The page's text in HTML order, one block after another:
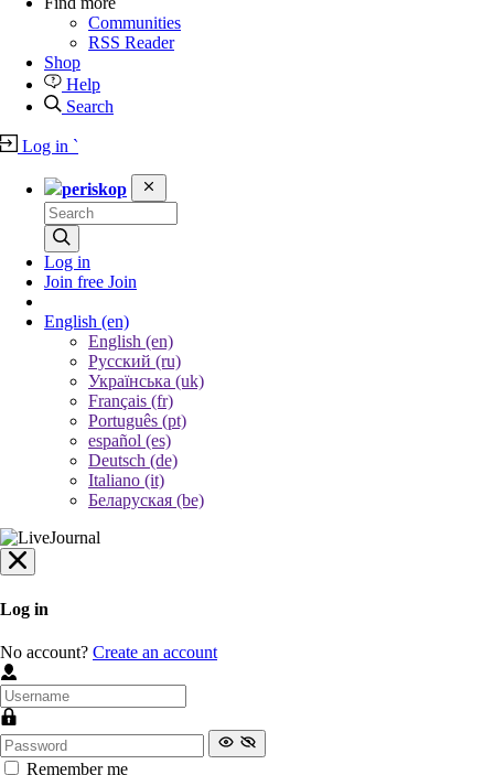
Communities
RSS Reader
Shop
Help
Search
Log in `
periskop
Log in
Join free Join
English (en)
English (en)
Русский (ru)
Українська (uk)
Français (fr)
Português (pt)
español (es)
Deutsch (de)
Italiano (it)
Беларуская (be)
Log in
No account? Create an account
Remember me